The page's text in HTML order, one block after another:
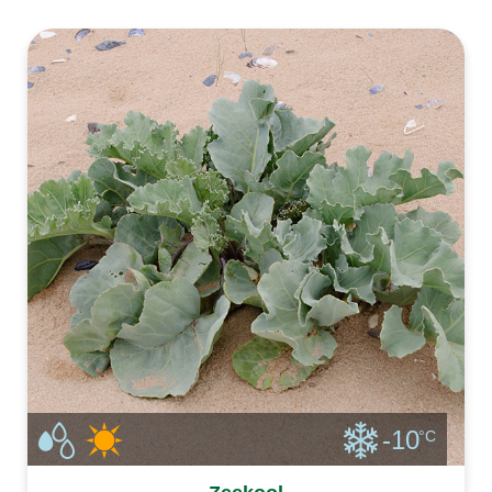
in de zomer de bloemen plukken voor
goudpapa
-10°C